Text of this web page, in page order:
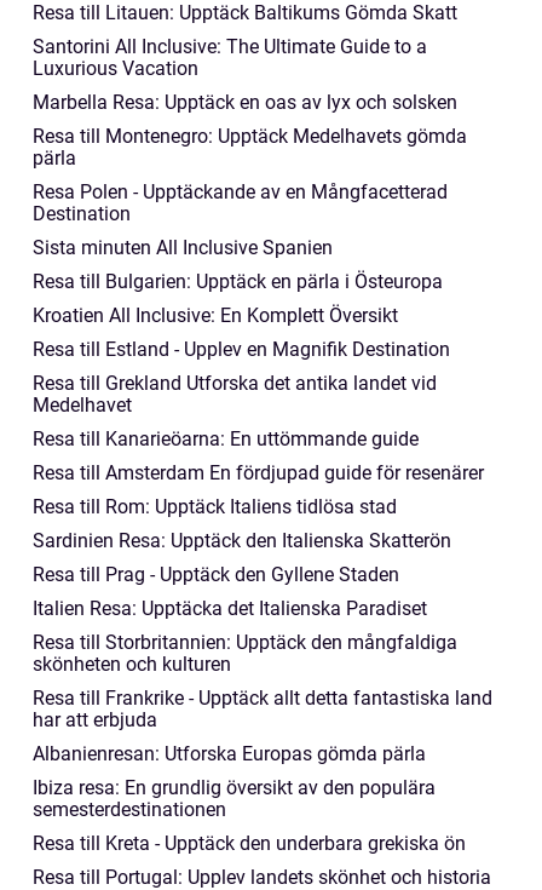
Resa till Litauen: Upptäck Baltikums Gömda Skatt
Santorini All Inclusive: The Ultimate Guide to a
Luxurious Vacation
Marbella Resa: Upptäck en oas av lyx och solsken
Resa till Montenegro: Upptäck Medelhavets gömda
pärla
Resa Polen - Upptäckande av en Mångfacetterad
Destination
Sista minuten All Inclusive Spanien
Resa till Bulgarien: Upptäck en pärla i Östeuropa
Kroatien All Inclusive: En Komplett Översikt
Resa till Estland - Upplev en Magnifik Destination
Resa till Grekland Utforska det antika landet vid
Medelhavet
Resa till Kanarieöarna: En uttömmande guide
Resa till Amsterdam En fördjupad guide för resenärer
Resa till Rom: Upptäck Italiens tidlösa stad
Sardinien Resa: Upptäck den Italienska Skatterön
Resa till Prag - Upptäck den Gyllene Staden
Italien Resa: Upptäcka det Italienska Paradiset
Resa till Storbritannien: Upptäck den mångfaldiga
skönheten och kulturen
Resa till Frankrike - Upptäck allt detta fantastiska land
har att erbjuda
Albanienresan: Utforska Europas gömda pärla
Ibiza resa: En grundlig översikt av den populära
semesterdestinationen
Resa till Kreta - Upptäck den underbara grekiska ön
Resa till Portugal: Upplev landets skönhet och historia